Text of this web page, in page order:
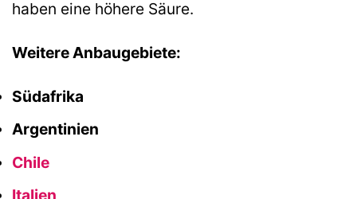
haben eine höhere Säure.
Weitere Anbaugebiete:
Südafrika
Argentinien
Chile
Italien